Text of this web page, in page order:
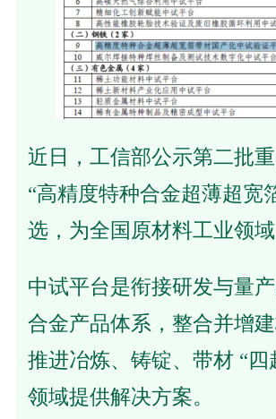
近日，工信部公示第二批
“高精度特种合金超薄超宽
选，为全国原材料工业领
中试平台是衔接研发与量
合金产品体系，整合并增
推进冶炼、铸锭、带材 “
领域提供解决方案。